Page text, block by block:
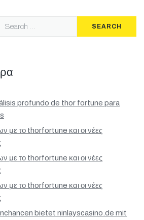
SEARCH
profundo de thor fortune para
με το thorfortune και οι νέες
με το thorfortune και οι νέες
με το thorfortune και οι νέες
bietet ninlayscasino.de mit